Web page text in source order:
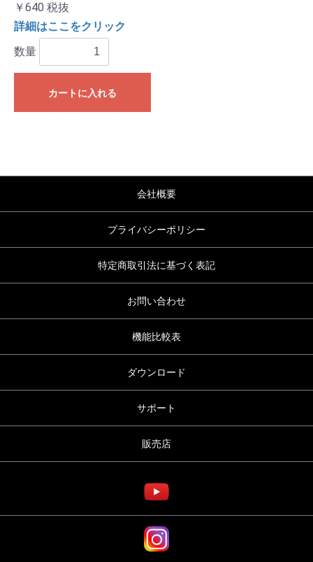
￥640 税抜
詳細はここをクリック
数量
カートに入れる
会社概要
プライバシーポリシー
特定商取引法に基づく表記
お問い合わせ
機能比較表
ダウンロード
サポート
販売店